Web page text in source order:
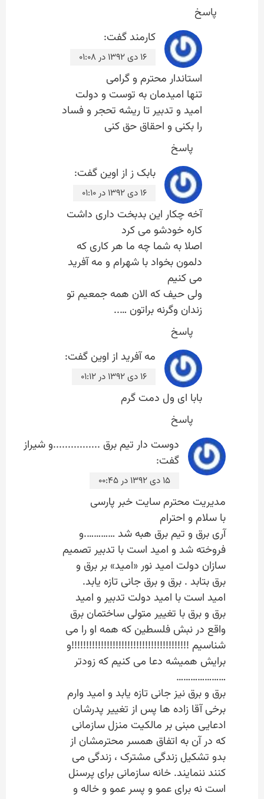
پاسخ
کارمند گفت:
۱۶ دی ۱۳۹۲ در ۰۱:۰۸
استاندار محترم و گرامی
تنها امیدمان به توست و دولت
امید و تدبیر تا ریشه تحجر و فساد
را بکنی و احقاق حق کنی
پاسخ
بابک ز از اوین گفت:
۱۶ دی ۱۳۹۲ در ۰۱:۱۰
آخه چکار این بدبخت داری داشت
کاره خودشو می کرد
اصلا به شما چه ما هر کاری که
دلمون بخواد با شهرام و مه آفرید
می کنیم
ولی حیف که الان همه جمعیم تو
زندان وگرنه براتون …..
پاسخ
مه آفرید از اوین گفت:
۱۶ دی ۱۳۹۲ در ۰۱:۱۲
بابا ای ول دمت گرم
پاسخ
دوست دار تیم برق ................و شیراز
گفت:
۱۵ دی ۱۳۹۲ در ۰۰:۴۵
مدیریت محترم سایت خبر پارسی
با سلام و احترام
آری برق و تیم برق هبه شد ………….و
فروخته شد و امید است با تدبیر تصمیم
سازان دولت امید نور «امید» بر برق و
برق بتابد . برق و برق جانی تازه یابد.
امید است با امید دولت تدبیر و امید
برق و برق با تغییر متولی ساختمان برق
واقع در نبش فلسطین که همه او را می
شناسیم !!!!!!!!!!!!!!!!!!!!!!!!!!!!!!!!!!!!!!!!و
برایش همیشه دعا می کنیم که زودتر
…………………
برق و برق نیز جانی تازه یابد و امید وارم
برخی آقا زاده ها پس از تغییر پدرشان
ادعایی مبنی بر مالکیت منزل سازمانی
که در آن به اتفاق همسر محترمشان از
بدو تشکیل زندگی مشترک ، زندگی می
کنند ننمایند. خانه سازمانی برای پرسنل
است نه برای عمو و پسر عمو و خاله و